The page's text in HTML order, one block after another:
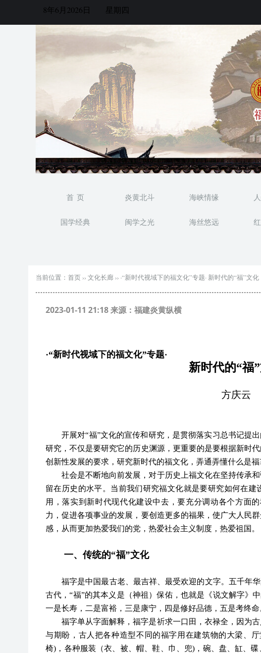
8年6月2026日 星期四
首 页 炎黄北斗 海峡情缘
国学经典 闽学之光 海丝悠远
当前位置： 首页 ›› 文化长廊 ›› ·“新时代视域下的福文化”专题· 新时代的“福”文化
2023-01-11 21:18 来源：福建炎黄纵横
·“新时代视域下的福文化”专题·
新时代的“福
方庆云
开展对“福”文化的宣传和研究，是贯彻落实习总书记提
研究，不仅是要研究它的历史渊源，更重要的是要根据新时
创新性发展的要求，研究新时代的福文化，弄通弄懂什么是福
社会是不断地向前发展，对于历史上福文化在坚持传承
留在历史的水平。当前我们研究福文化就是要研究如何在
用，落实到新时代现代化建设中去，要充分调动各个方面
力，促进各项事业的发展，要创造更多的福果，使广大人民
感，从而更加热爱我们的党，热爱社会主义制度，热爱祖国。
一、传统的“福”文化
福字是中国最古老、最吉祥、最受欢迎的文字。五千年
古代，“福”的其本义是（神祖）保佑，也就是《说文解字》
一是长寿，二是富裕，三是康宁，四是修好品德，五是考终命
福字单从字面解释，福字是祈求一口田，衣禄全，因为
与期盼，古人把各种造型不同的福字用在建筑物的大梁、
椅)，各种服装（衣、被、帽、鞋、巾、兜)，碗、盘、缸、